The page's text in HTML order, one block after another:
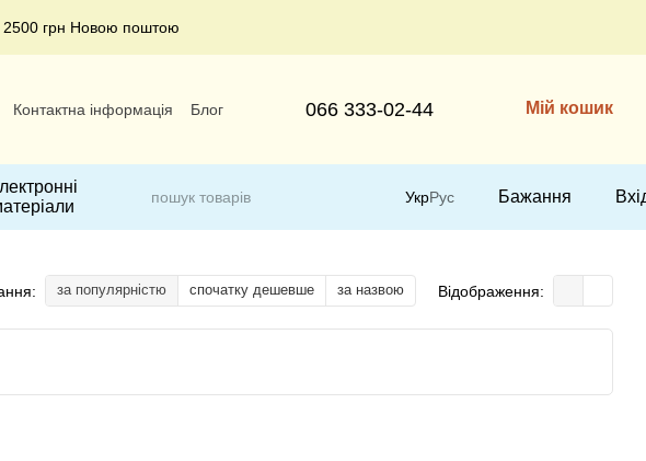
2500 грн Новою поштою
Контактна інформація
Блог
066 333-02-44 Мій кошик
УкрРус Бажання
за популярністю спочатку дешевше за назвою Відображення: